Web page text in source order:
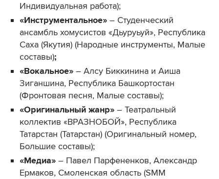
Индивидуальная работа);
«Инструментальное» – Студенческий
ансамбль хомусистов «Дьуруьуй», Республика
Саха (Якутия) (Народные инструменты, Малые
составы);
«Вокальное» – Алсу Биккинина и Аиша
Зиганшина, Республика Башкортостан
(Фронтовая песня, Малые составы);
«Оригинальный жанр» – Театральный
коллектив «ВРАЗНОБОЙ», Республика
Татарстан (Татарстан) (Оригинальный номер,
Большие составы);
«Медиа» – Павел Парфененков, Александр
Ермаков, Смоленская область (SMM